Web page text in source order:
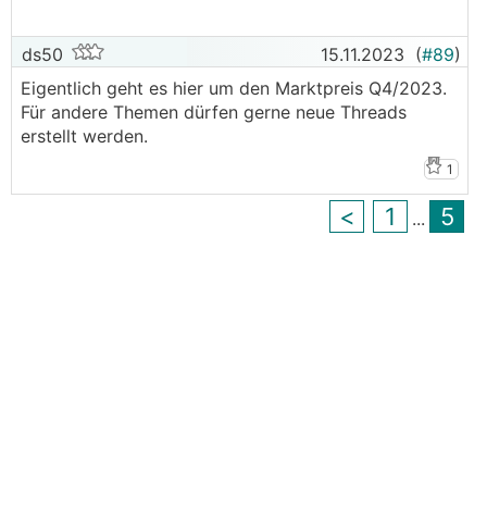
ds50 15.11.2023 (#89)
Eigentlich geht es hier um den Marktpreis Q4/2023.
Für andere Themen dürfen gerne neue Threads
erstellt werden.
1
< 1 ... 5